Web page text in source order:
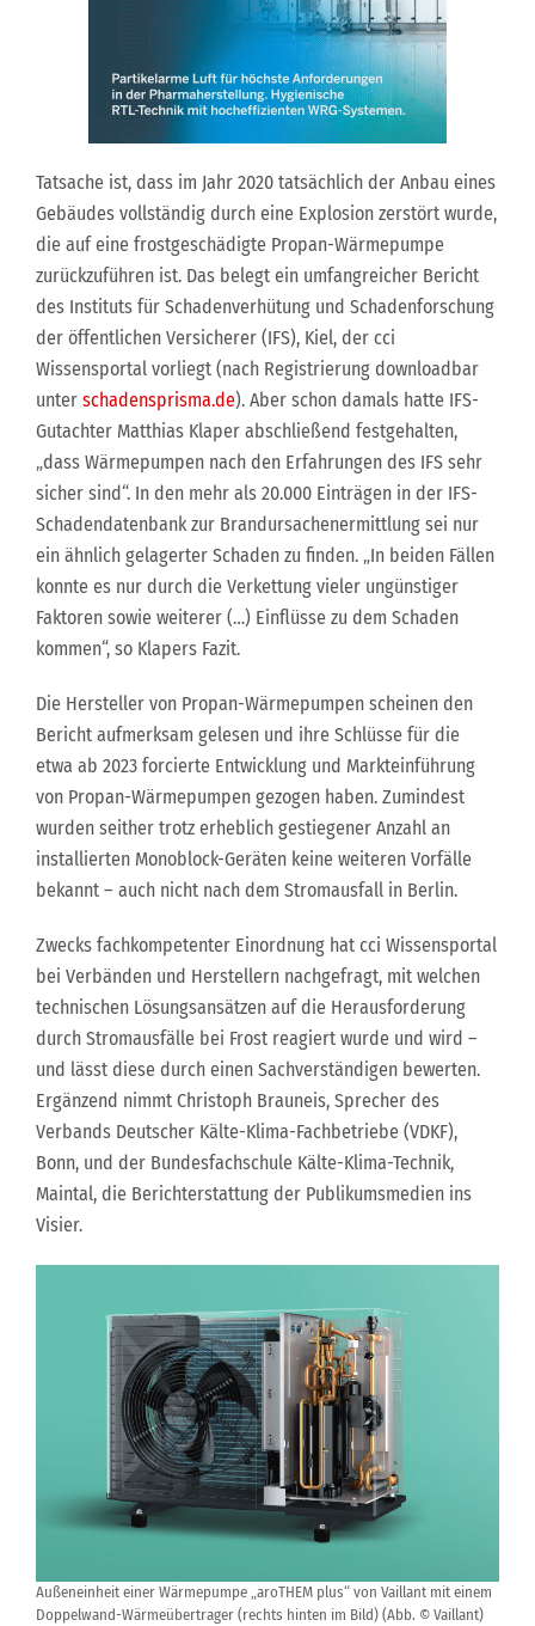
Tatsache ist, dass im Jahr 2020 tatsächlich der Anbau eines
Gebäudes vollständig durch eine Explosion zerstört wurde,
die auf eine frostgeschädigte Propan-Wärmepumpe
zurückzuführen ist. Das belegt ein umfangreicher Bericht
des Instituts für Schadenverhütung und Schadenforschung
der öffentlichen Versicherer (IFS), Kiel, der cci
Wissensportal vorliegt (nach Registrierung downloadbar
unter schadensprisma.de). Aber schon damals hatte IFS-
Gutachter Matthias Klaper abschließend festgehalten,
„dass Wärmepumpen nach den Erfahrungen des IFS sehr
sicher sind“. In den mehr als 20.000 Einträgen in der IFS-
Schadendatenbank zur Brandursachenermittlung sei nur
ein ähnlich gelagerter Schaden zu finden. „In beiden Fällen
konnte es nur durch die Verkettung vieler ungünstiger
Faktoren sowie weiterer (…) Einflüsse zu dem Schaden
kommen“, so Klapers Fazit.
Die Hersteller von Propan-Wärmepumpen scheinen den
Bericht aufmerksam gelesen und ihre Schlüsse für die
etwa ab 2023 forcierte Entwicklung und Markteinführung
von Propan-Wärmepumpen gezogen haben. Zumindest
wurden seither trotz erheblich gestiegener Anzahl an
installierten Monoblock-Geräten keine weiteren Vorfälle
bekannt – auch nicht nach dem Stromausfall in Berlin.
Zwecks fachkompetenter Einordnung hat cci Wissensportal
bei Verbänden und Herstellern nachgefragt, mit welchen
technischen Lösungsansätzen auf die Herausforderung
durch Stromausfälle bei Frost reagiert wurde und wird –
und lässt diese durch einen Sachverständigen bewerten.
Ergänzend nimmt Christoph Brauneis, Sprecher des
Verbands Deutscher Kälte-Klima-Fachbetriebe (VDKF),
Bonn, und der Bundesfachschule Kälte-Klima-Technik,
Maintal, die Berichterstattung der Publikumsmedien ins
Visier.
Außeneinheit einer Wärmepumpe „aroTHEM plus“ von Vaillant mit einem
Doppelwand-Wärmeübertrager (rechts hinten im Bild) (Abb. © Vaillant)